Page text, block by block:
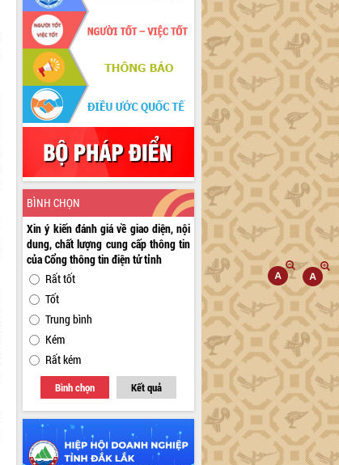
BÌNH CHỌN
Xin ý kiến đánh giá về giao diện, nội
dung, chất lượng cung cấp thông tin
của Cổng thông tin điện tử tỉnh
Rất tốt
Tốt
Trung bình
Kém
Rất kém
Bình chọn Kết quả